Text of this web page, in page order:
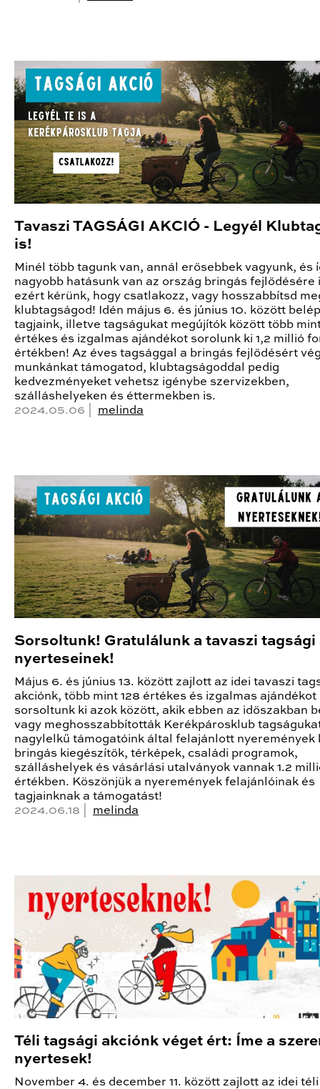
Tavaszi TAGSÁGI AKCIÓ - Legyél
is!
Minél több tagunk van, annál erősebbek vagyunk, és
nagyobb hatásunk van az ország bringás fejlődésére
ezért kérünk, hogy csatlakozz, vagy hosszabbítsd
klubtagságod! Idén május 6. és június 10. között
tagjaink, illetve tagságukat megújítók között több
értékes és izgalmas ajándékot sorolunk ki 1,2 millió
értékben! Az éves tagsággal a bringás fejlődésért
munkánkat támogatod, klubtagságoddal pedig
kedvezményeket vehetsz igénybe szervizekben,
szálláshelyeken és éttermekben is.
2024.05.06 | melinda
Sorsoltunk! Gratulálunk a tavaszi tagsági
nyerteseinek!
Május 6. és június 13. között zajlott az idei tavaszi
akciónk, több mint 128 értékes és izgalmas ajándékot
sorsoltunk ki azok között, akik ebben az időszakban
vagy meghosszabbították Kerékpárosklub
nagylelkű támogatóink által felajánlott nyeremények
bringás kiegészítők, térképek, családi programok,
szálláshelyek és vásárlási utalványok vannak 1.2
értékben. Köszönjük a nyeremények felajánlóinak és
tagjainknak a támogatást!
2024.06.18 | melinda
Téli tagsági akciónk véget ért: Íme a
nyertesek!
November 4. és december 11. között zajlott az idei téli